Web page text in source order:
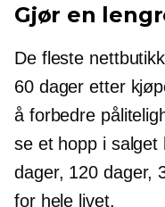
Gjør en
De fleste
60 dager etter
å forbedre
se et hopp i salget
dager, 120 dager,
for hele livet.